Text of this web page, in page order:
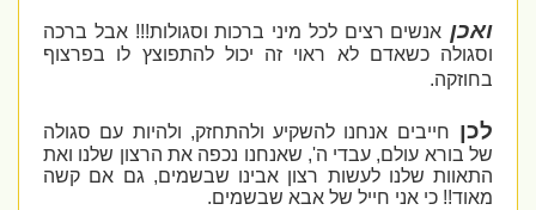
ואכן אנשים רצים לכל מיני ברכות וסגולות!!! אבל ברכה
וסגולה כשאדם לא ראוי זה יכול להתפוצץ לו בפרצוף
בחוזקה.
לכן חייבים אנחנו להשקיע ולהתחזק, ולהיות עם סגולה
של בורא עולם, עבדי ה', שאנחנו נכפה את הרצון שלנו ואת
התאוות שלנו לעשות רצון אבינו שבשמים, גם אם קשה
מאוד!! כי אני חייל של אבא שבשמים.